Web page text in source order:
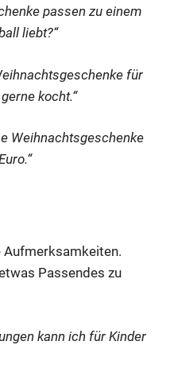
passen zu einem
liebt?“
für
kocht.“
Weihnachtsgeschenke
Passendes zu
kann ich für Kinder